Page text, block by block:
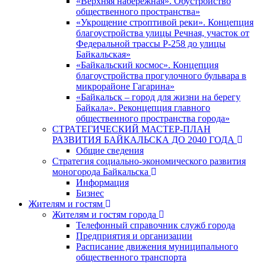
общественного пространства»
«Укрощение строптивой реки». Концепция
благоустройства улицы Речная, участок от
Федеральной трассы Р-258 до улицы
Байкальская»
«Байкальский космос». Концепция
благоустройства прогулочного бульвара в
микрорайоне Гагарина»
«Байкальск – город для жизни на берегу
Байкала». Реконцепция главного
общественного пространства города»
СТРАТЕГИЧЕСКИЙ МАСТЕР-ПЛАН
РАЗВИТИЯ БАЙКАЛЬСКА ДО 2040 ГОДА
Общие сведения
Стратегия социально-экономического развития
моногорода Байкальска
Информация
Бизнес
Жителям и гостям
Жителям и гостям города
Телефонный справочник служб города
Предприятия и организации
Расписание движения муниципального
общественного транспорта